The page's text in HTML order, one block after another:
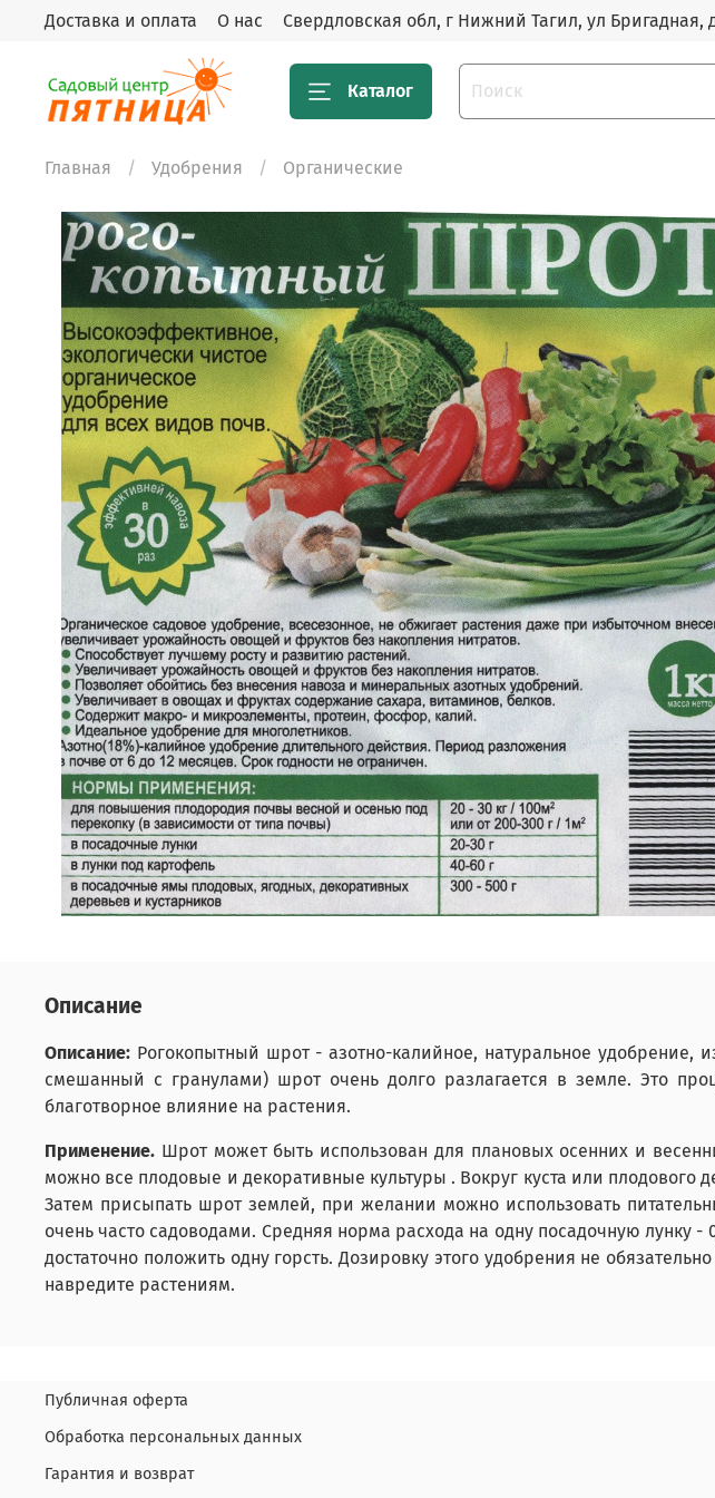
Доставка и оплата О нас Свердловская обл, г Нижний Тагил, ул Бригадная,
Каталог
Главная Удобрения Органические
Описание
Описание: Рогокопытный шрот - азотно-калийное, натуральное удобрение,
смешанный с гранулами) шрот очень долго разлагается в земле. Это
благотворное влияние на растения.
Применение. Шрот может быть использован для плановых осенних и
можно все плодовые и декоративные культуры . Вокруг куста или
Затем присыпать шрот землей, при желании можно использовать
очень часто садоводами. Средняя норма расхода на одну посадочную лунку
достаточно положить одну горсть. Дозировку этого удобрения не
навредите растениям.
Публичная оферта
Обработка персональных данных
Гарантия и возврат